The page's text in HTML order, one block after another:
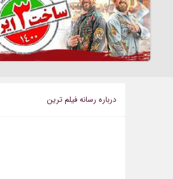
درباره رسانه فيلم ترين